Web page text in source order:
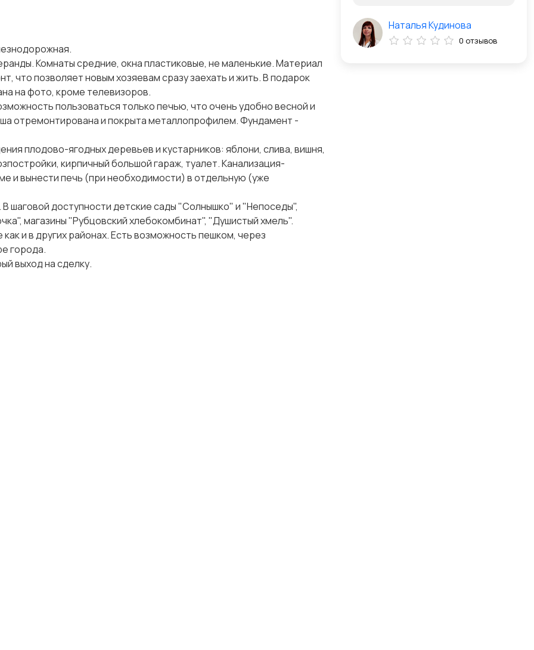
Комнаты средние, окна пластиковые, не маленькие. Материал
что позволяет новым хозяевам сразу заехать и жить. В подарок
на фото, кроме телевизоров.
пользоваться только печью, что очень удобно весной и
отремонтирована и покрыта металлопрофилем. Фундамент -
плодово-ягодных деревьев и кустарников: яблони, слива, вишня,
кирпичный большой гараж, туалет. Канализация-
и вынести печь (при необходимости) в отдельную (уже
шаговой доступности детские сады "Солнышко" и "Непоседы",
магазины "Рубцовский хлебокомбинат", "Душистый хмель".
и в других районах. Есть возможность пешком, через
города.
выход на сделку.
Наталья Кудинова
0 отзывов